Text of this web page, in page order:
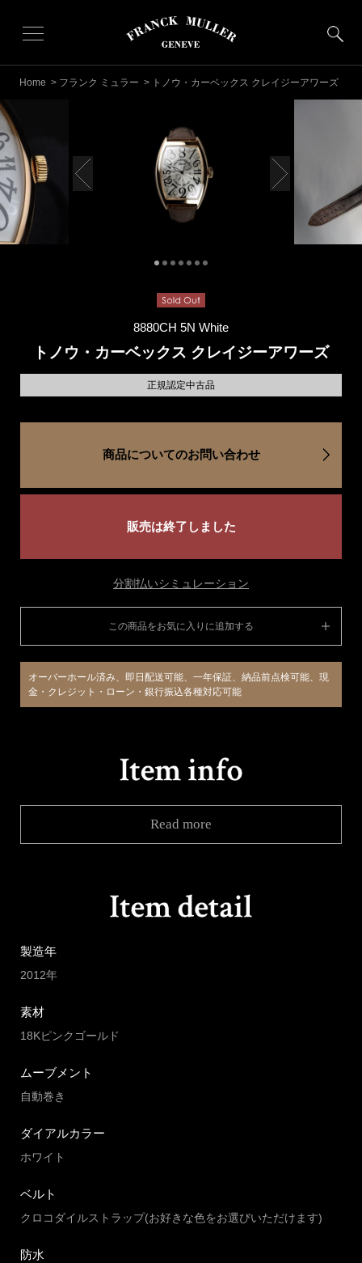
Home > フランク ミュラー > トノウ・カーベックス クレイジーアワーズ
8880CH 5N White
トノウ・カーベックス クレイジーアワーズ
正規認定中古品
商品についてのお問い合わせ
販売は終了しました
分割払いシミュレーション
この商品をお気に入りに追加する
オーバーホール済み、即日配送可能、一年保証、納品前点検可能、現
金・クレジット・ローン・銀行振込各種対応可能
Read more
製造年
2012年
素材
18Kピンクゴールド
ムーブメント
自動巻き
ダイアルカラー
ホワイト
ベルト
クロコダイルストラップ(お好きな色をお選びいただけます)
防水